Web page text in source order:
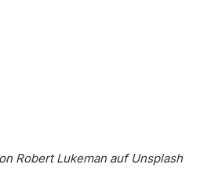
Robert Lukemanauf Unsplash